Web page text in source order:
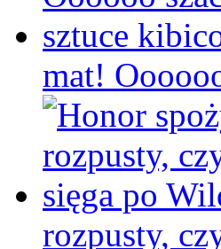
mat!
rozpusty,